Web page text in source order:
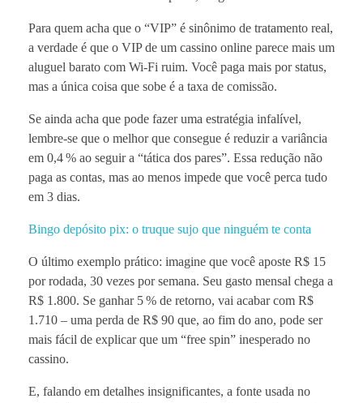
Para quem acha que o “VIP” é sinônimo de tratamento real,
a verdade é que o VIP de um cassino online parece mais um
aluguel barato com Wi‑Fi ruim. Você paga mais por status,
mas a única coisa que sobe é a taxa de comissão.
Se ainda acha que pode fazer uma estratégia infalível,
lembre‑se que o melhor que consegue é reduzir a variância
em 0,4 % ao seguir a “tática dos pares”. Essa redução não
paga as contas, mas ao menos impede que você perca tudo
em 3 dias.
Bingo depósito pix: o truque sujo que ninguém te conta
O último exemplo prático: imagine que você aposte R$ 15
por rodada, 30 vezes por semana. Seu gasto mensal chega a
R$ 1.800. Se ganhar 5 % de retorno, vai acabar com R$
1.710 – uma perda de R$ 90 que, ao fim do ano, pode ser
mais fácil de explicar que um “free spin” inesperado no
cassino.
E, falando em detalhes insignificantes, a fonte usada no